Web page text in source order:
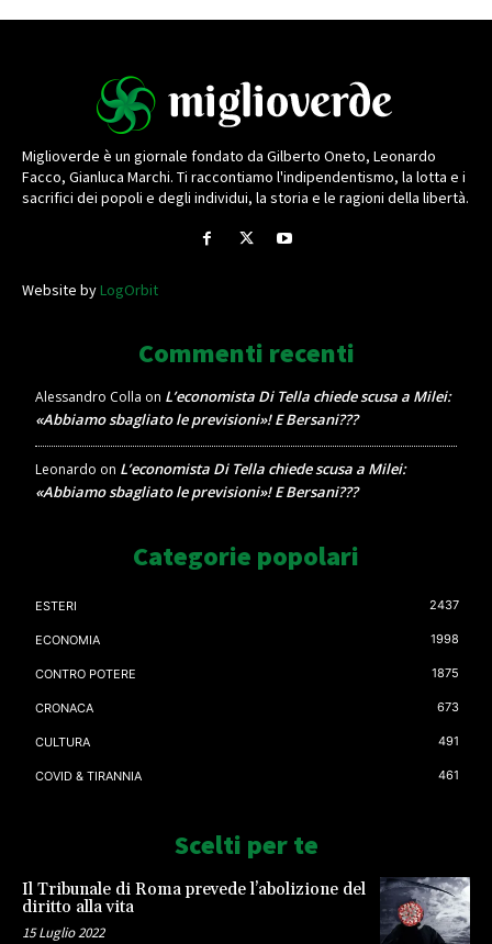
Miglioverde è un giornale fondato da Gilberto Oneto, Leonardo
Facco, Gianluca Marchi. Ti raccontiamo l'indipendentismo, la lotta e i
sacrifici dei popoli e degli individui, la storia e le ragioni della libertà.
Website byLogOrbit
Commenti recenti
Alessandro Colla on L’economista Di Tella chiede scusa a Milei:
«Abbiamo sbagliato le previsioni»! E Bersani???
Leonardo on L’economista Di Tella chiede scusa a Milei:
«Abbiamo sbagliato le previsioni»! E Bersani???
Categorie popolari
ESTERI 2437
ECONOMIA 1998
CONTRO POTERE 1875
CRONACA 673
CULTURA 491
COVID & TIRANNIA 461
Scelti per te
Il Tribunale di Roma prevede l’abolizione del
diritto alla vita
15 Luglio 2022